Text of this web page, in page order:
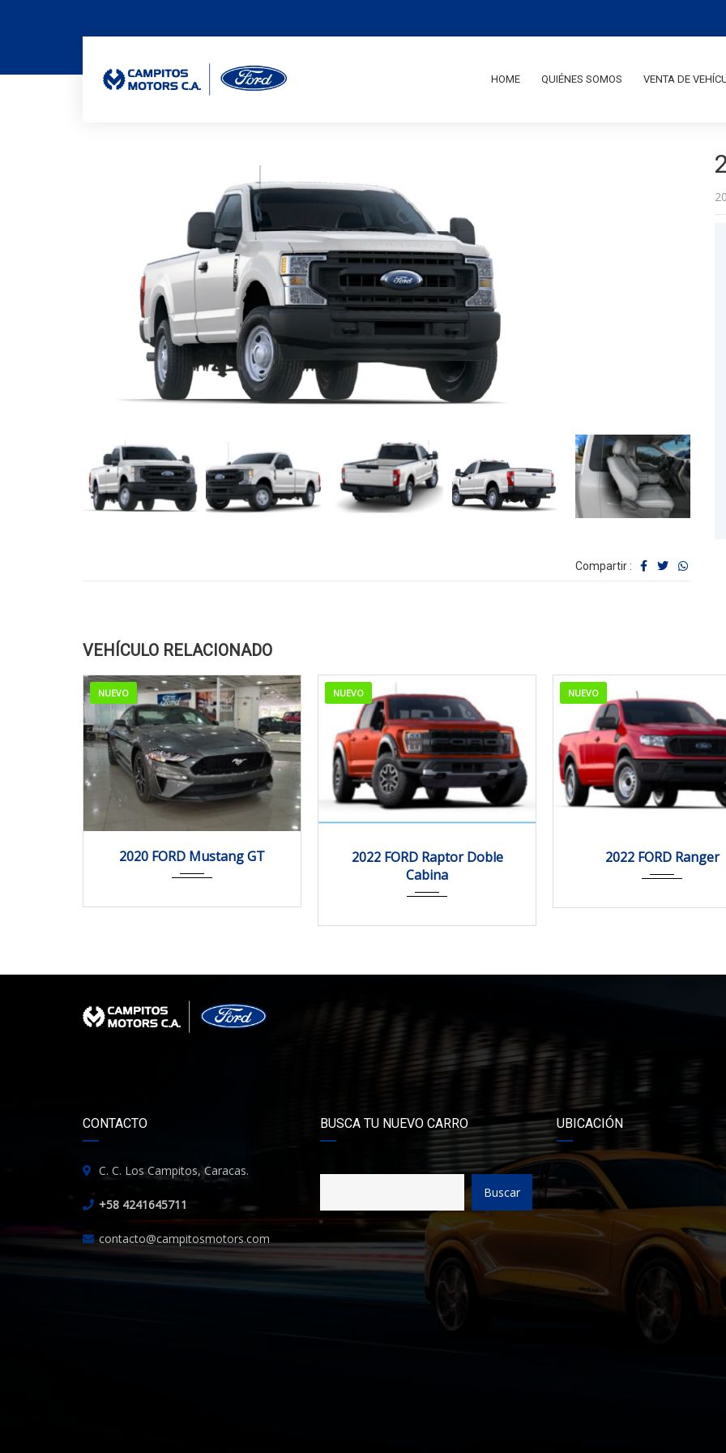
HOME QUIÉNES SOMOS VENTA DE
Compartir :
VEHÍCULO RELACIONADO
NUEVO
2020 Autom... 0.0
2020 FORD Mustang GT
NUEVO
2022 Autom... 0.0
2022 FORD Raptor Doble
Cabina
NUEVO
2022 Autom...
2022 FORD Ranger
CONTACTO
C. C. Los Campitos, Caracas.
+58 4241645711
contacto@campitosmotors.com
BUSCA TU NUEVO CARRO
Buscar
UBICACIÓN